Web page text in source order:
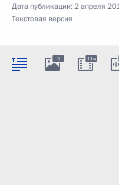
Дата публикации:2 апреля
Текстовая версия
3 11м